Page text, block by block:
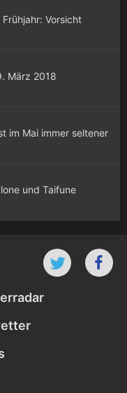
Vorsicht
März 2018
im Mai immer seltener
und Taifune